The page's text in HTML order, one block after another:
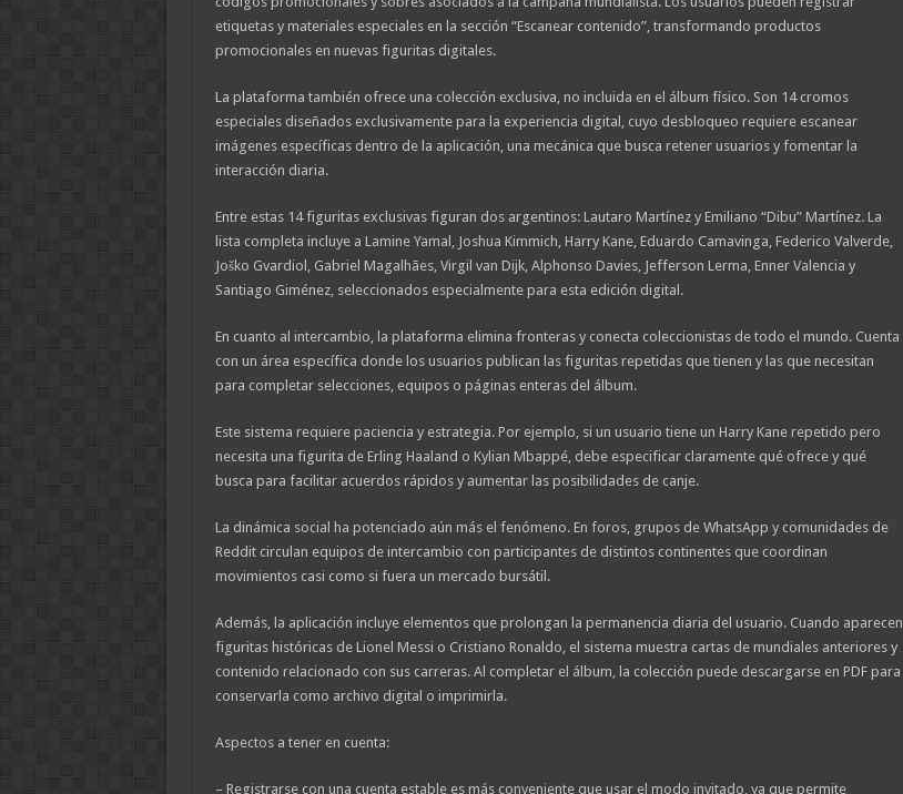
etiquetas y materiales especiales en la sección “Escanear contenido”, transformando productos
promocionales en nuevas figuritas digitales.
La plataforma también ofrece una colección exclusiva, no incluida en el álbum físico. Son 14 cromos
especiales diseñados exclusivamente para la experiencia digital, cuyo desbloqueo requiere escanear
imágenes específicas dentro de la aplicación, una mecánica que busca retener usuarios y fomentar la
interacción diaria.
Entre estas 14 figuritas exclusivas figuran dos argentinos: Lautaro Martínez y Emiliano “Dibu” Martínez. La
lista completa incluye a Lamine Yamal, Joshua Kimmich, Harry Kane, Eduardo Camavinga, Federico Valverde,
Joško Gvardiol, Gabriel Magalhães, Virgil van Dijk, Alphonso Davies, Jefferson Lerma, Enner Valencia y
Santiago Giménez, seleccionados especialmente para esta edición digital.
En cuanto al intercambio, la plataforma elimina fronteras y conecta coleccionistas de todo el mundo. Cuenta
con un área específica donde los usuarios publican las figuritas repetidas que tienen y las que necesitan
para completar selecciones, equipos o páginas enteras del álbum.
Este sistema requiere paciencia y estrategia. Por ejemplo, si un usuario tiene un Harry Kane repetido pero
necesita una figurita de Erling Haaland o Kylian Mbappé, debe especificar claramente qué ofrece y qué
busca para facilitar acuerdos rápidos y aumentar las posibilidades de canje.
La dinámica social ha potenciado aún más el fenómeno. En foros, grupos de WhatsApp y comunidades de
Reddit circulan equipos de intercambio con participantes de distintos continentes que coordinan
movimientos casi como si fuera un mercado bursátil.
Además, la aplicación incluye elementos que prolongan la permanencia diaria del usuario. Cuando aparecen
figuritas históricas de Lionel Messi o Cristiano Ronaldo, el sistema muestra cartas de mundiales anteriores y
contenido relacionado con sus carreras. Al completar el álbum, la colección puede descargarse en PDF para
conservarla como archivo digital o imprimirla.
Aspectos a tener en cuenta:
– Registrarse con una cuenta estable es más conveniente que usar el modo invitado, ya que permite